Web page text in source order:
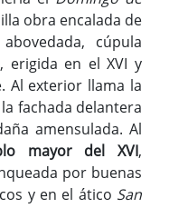
obra encalada de
cúpula
erigida en el XVI y
Al exterior llama la
fachada delantera
amensulada. Al
mayor del XVI,
por buenas
y en el ático San